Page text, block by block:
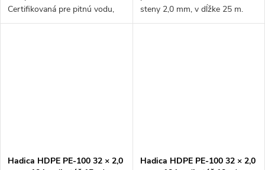
Certifikovaná pre pitnú vodu,
UV stabilná a odolná. Predaj
steny 2,0 mm, v dĺžke 25 m.
Odolná voči tlaku do 10 bar,
Hadica HDPE PE-100 32 × 2,0
Hadica HDPE PE-100 32 × 2,0